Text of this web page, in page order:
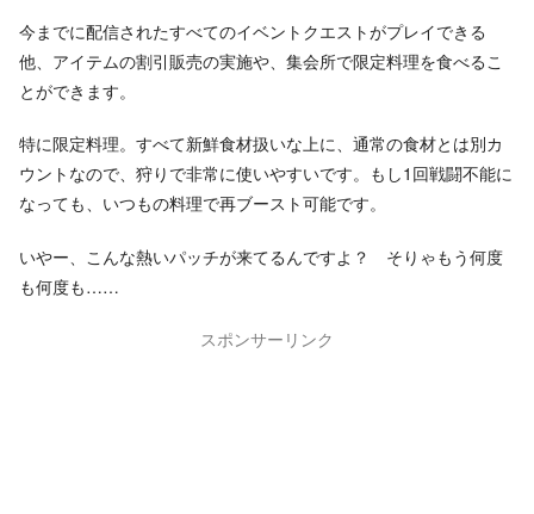
今までに配信されたすべてのイベントクエストがプレイできる
他、アイテムの割引販売の実施や、集会所で限定料理を食べるこ
とができます。
特に限定料理。すべて新鮮食材扱いな上に、通常の食材とは別カ
ウントなので、狩りで非常に使いやすいです。もし1回戦闘不能に
なっても、いつもの料理で再ブースト可能です。
いやー、こんな熱いパッチが来てるんですよ？ そりゃもう何度
も何度も……
スポンサーリンク